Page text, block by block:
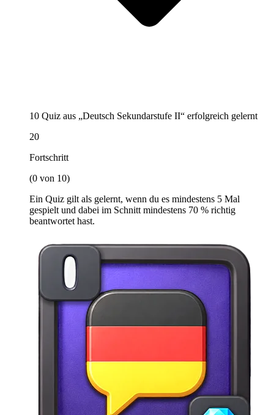
10 Quiz aus „Deutsch Sekundarstufe II“ erfolgreich gelernt
20
Fortschritt
(0 von 10)
Ein Quiz gilt als gelernt, wenn du es mindestens 5 Mal
gespielt und dabei im Schnitt mindestens 70 % richtig
beantwortet hast.